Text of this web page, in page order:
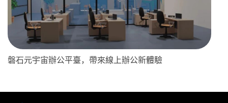
磐石元宇宙辦公平臺，帶來線上辦公新體驗